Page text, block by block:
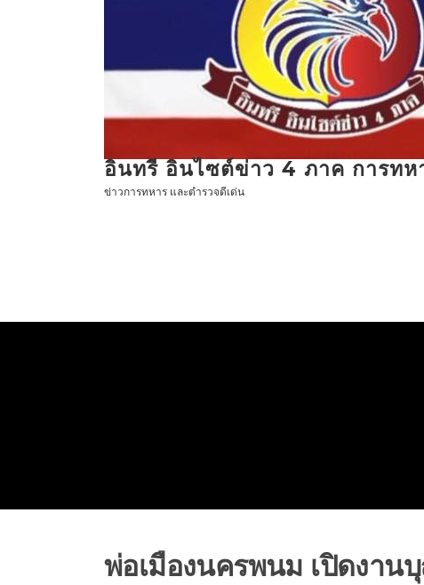
อินทรี อินไซต์ข่าว 4 ภาค การทห
ข่าวการทหาร และตำรวจดีเด่น
พ่อเมืองนครพนม เปิดงาน